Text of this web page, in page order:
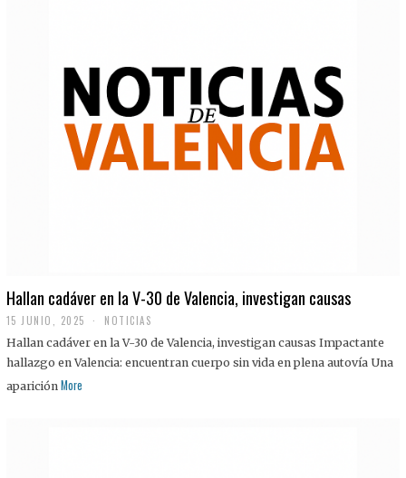
Hallan cadáver en la V-30 de Valencia, investigan causas
15 JUNIO, 2025 NOTICIAS
Hallan cadáver en la V-30 de Valencia, investigan causas Impactante
hallazgo en Valencia: encuentran cuerpo sin vida en plena autovía Una
aparición More